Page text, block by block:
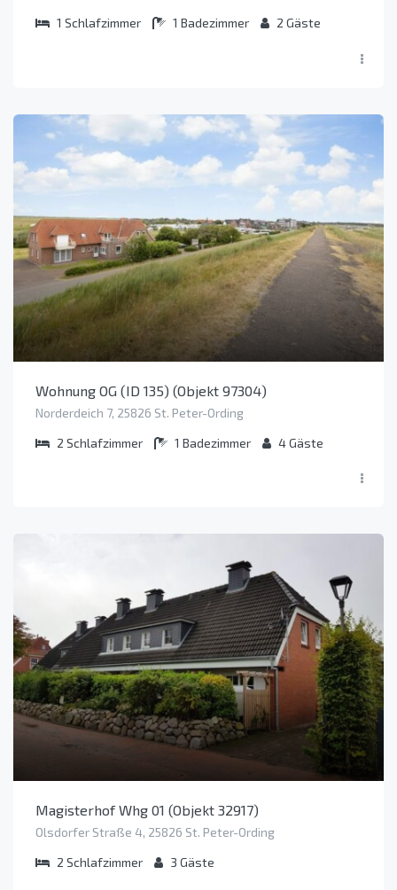
1 Schlafzimmer 1 Badezimmer 2 Gäste
Wohnung OG (ID 135) (Objekt 97304)
Norderdeich 7, 25826 St. Peter-Ording
2 Schlafzimmer 1 Badezimmer 4Gäste
Magisterhof Whg 01 (Objekt 32917)
Olsdorfer Straße 4, 25826 St. Peter-Ording
2 Schlafzimmer 3 Gäste